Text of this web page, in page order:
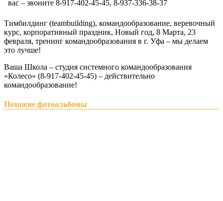
вас – звоните 8-917-402-45-45, 8-937-336-38-37
Тимбилдинг (teambuilding), командообразование, веревочный
курс, корпоративный праздник, Новый год, 8 Марта, 23
февраля, тренинг командообразования в г. Уфа – мы делаем
это лучше!
Ваша Школа – студия системного командообразования
«Колесо» (8-917-402-45-45) – действительно
командообразование!
Похожие фотоальбомы